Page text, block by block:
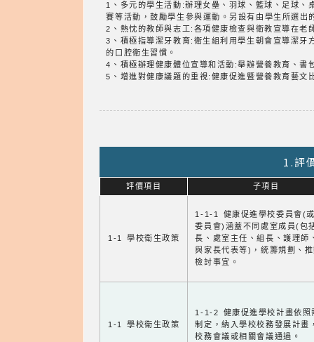
1、多元的學生活動:辦理女壘、羽球、籃球、足球、
賽等活動，鼓勵學生參與運動。另設有由學生所選出
2、熱忱的教師與志工:各項健康檢查與衛教宣導在老
3、積極指導潔牙教育:衛生組利用學生朝會宣導潔牙
的口腔衛生習慣。
4、積極辦理健康體位宣導和活動:舉辦營養教育、書
5、增進對健康議題的重視:健康促進暨營養教育藝文
1.評
評價項目 子項目
1-1 學校衛生政策
1-1-1 健康促進學校委員會(
委員會)涵蓋不同處室成員(包
長、處室主任、組長、護理師
與家長代表等)，統籌規劃、
檢討事宜。
1-1 學校衛生政策
1-1-2 健康促進學校計畫依照
制定，納入學校校務發展計畫
校務會議或相關會議通過。